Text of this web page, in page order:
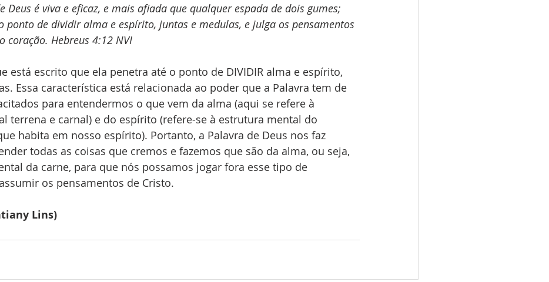
Deus é viva e eficaz, e mais afiada que qualquer espada de dois gumes;
ponto de dividir alma e espírito, juntas e medulas, e julga os pensamentos
coração. Hebreus 4:12 NVI
está escrito que ela penetra até o ponto de DIVIDIR alma e espírito,
Essa característica está relacionada ao poder que a Palavra tem de
para entendermos o que vem da alma (aqui se refere à
terrena e carnal) e do espírito (refere-se à estrutura mental do
habita em nosso espírito). Portanto, a Palavra de Deus nos faz
todas as coisas que cremos e fazemos que são da alma, ou seja,
da carne, para que nós possamos jogar fora esse tipo de
os pensamentos de Cristo.
Lins)